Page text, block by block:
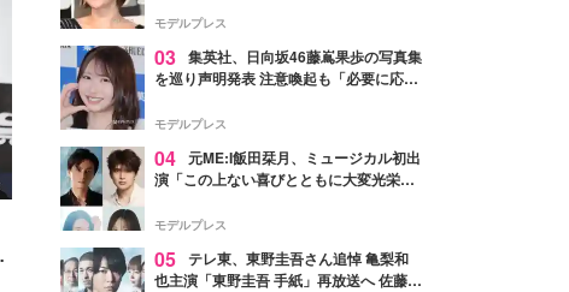
モデルプレス
03 集英社、日向坂46藤嶌果歩の写真集
を巡り声明発表 注意喚起も「必要に応じ
モデルプレス
04 元ME:I飯田栞月、ミュージカル初出
演「この上ない喜びとともに大変光栄」
ャスト発表
モデルプレス
05 テレ東、東野圭吾さん追悼 亀梨和
也主演「東野圭吾 手紙」再放送へ 佐藤隆